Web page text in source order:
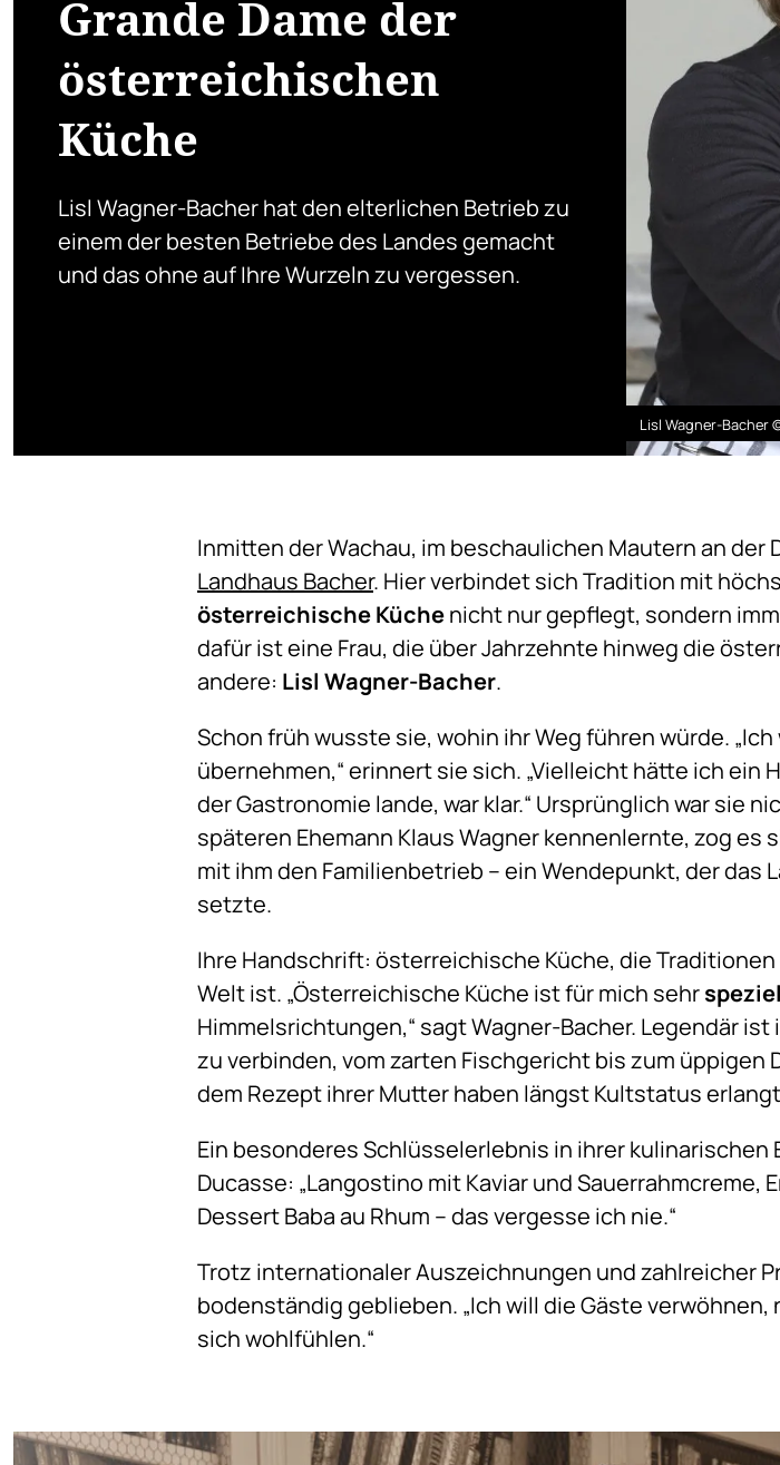
Grande Dame der
österreichischen
Küche
Lisl Wagner-Bacher hat den elterlichen Betrieb zu
einem der besten Betriebe des Landes gemacht
und das ohne auf Ihre Wurzeln zu vergessen.
Lisl Wagner-Bacher
Inmitten der Wachau, im beschaulichen Mautern an
Landhaus Bacher. Hier verbindet sich Tradition mit
österreichische Küchenicht nur gepflegt, sondern
dafür ist eine Frau, die über Jahrzehnte hinweg die
andere: Lisl Wagner-Bacher.
Schon früh wusste sie, wohin ihr Weg führen würde.
übernehmen,“ erinnert sie sich. „Vielleicht hätte ich ein
der Gastronomie lande, war klar.“ Ursprünglich war sie
späteren Ehemann Klaus Wagner kennenlernte, zog es
mit ihm den Familienbetrieb – ein Wendepunkt, der das
setzte.
Ihre Handschrift: österreichische Küche, die
Welt ist. „Österreichische Küche ist für mich sehr
Himmelsrichtungen,“ sagt Wagner-Bacher. Legendär
zu verbinden, vom zarten Fischgericht bis zum üppigen
dem Rezept ihrer Mutter haben längst Kultstatus
Ein besonderes Schlüsselerlebnis in ihrer
Ducasse: „Langostino mit Kaviar und Sauerrahmcreme,
Dessert Baba au Rhum – das vergesse ich nie.“
Trotz internationaler Auszeichnungen und zahlreicher
bodenständig geblieben. „Ich will die Gäste
sich wohlfühlen.“